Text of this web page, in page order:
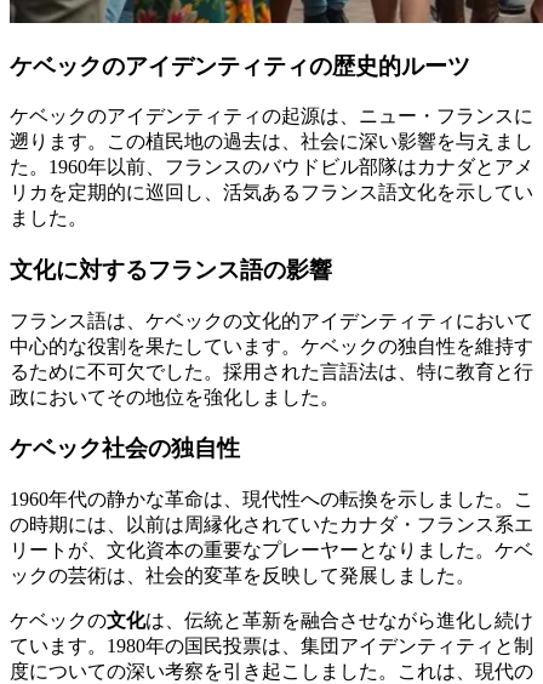
ケベックのアイデンティティの歴史的ルーツ
ケベックのアイデンティティの起源は、ニュー・フランスに
遡ります。この植民地の過去は、社会に深い影響を与えまし
た。1960年以前、フランスのバウドビル部隊はカナダとアメ
リカを定期的に巡回し、活気あるフランス語文化を示してい
ました。
文化に対するフランス語の影響
フランス語は、ケベックの文化的アイデンティティにおいて
中心的な役割を果たしています。ケベックの独自性を維持す
るために不可欠でした。採用された言語法は、特に教育と行
政においてその地位を強化しました。
ケベック社会の独自性
1960年代の静かな革命は、現代性への転換を示しました。こ
の時期には、以前は周縁化されていたカナダ・フランス系エ
リートが、文化資本の重要なプレーヤーとなりました。ケベ
ックの芸術は、社会的変革を反映して発展しました。
ケベックの文化は、伝統と革新を融合させながら進化し続け
ています。1980年の国民投票は、集団アイデンティティと制
度についての深い考察を引き起こしました。これは、現代の